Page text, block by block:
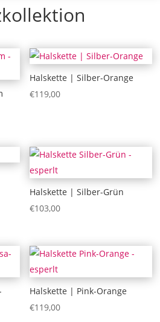
Halskette | Silber-Orange
€119,00
Halskette | Silber-Grün
€103,00
Halskette | Pink-Orange
€119,00